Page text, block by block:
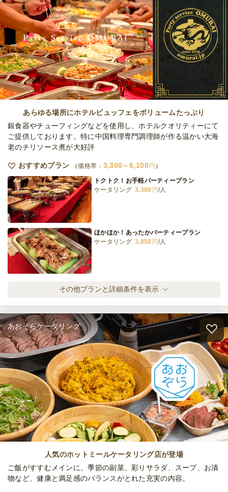
ケータリング
締切 3日前12時
最低ご注文金額 60,000円
あらゆる場所にホテルビュッフェをボリュームたっぷり
銀食器やチューフィングなどを使用し、ホテルクオリティーにて
ご提供しております。特に中国料理専門調理師が作る温かい大海
老のチリソース煮が大好評
おすすめプラン 価格帯： 3,300～6,100 円
トクトク！お手軽パーティープラン
ケータリング 3,300 円/人
ほかほか！あったかパーティープラン
ケータリング 3,850 円/人
まんぷく！ボリュームプラン
ケータリング 4,400円/人
上寿司！ゴージャスプラン
ケータリング
6,100円/人
全てのプランを見る（4件）
ケータリング
締切 7日前17時
最低ご注文金額 64,800円
その他プランと詳細条件を表示
あおぞらケータリング
人気のホットミールケータリング店が登場
ご飯がすすむメインに、季節の副菜、彩りサラダ、スープ、お漬
物など、健康と満足感のバランスがとれた充実の内容。